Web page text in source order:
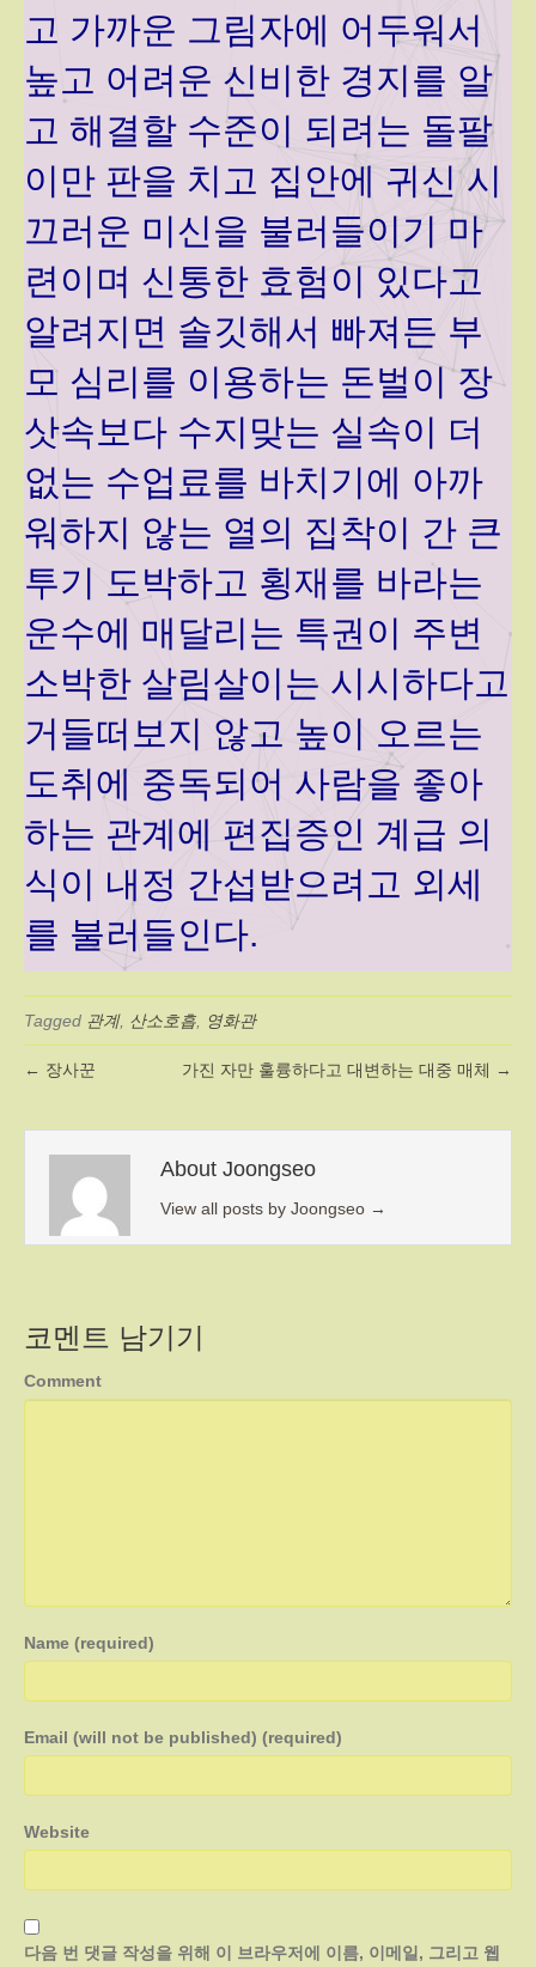
고 가까운 그림자에 어두워서
높고 어려운 신비한 경지를 알
고 해결할 수준이 되려는 돌팔
이만 판을 치고 집안에 귀신 시
끄러운 미신을 불러들이기 마
련이며 신통한 효험이 있다고
알려지면 솔깃해서 빠져든 부
모 심리를 이용하는 돈벌이 장
삿속보다 수지맞는 실속이 더
없는 수업료를 바치기에 아까
워하지 않는 열의 집착이 간 큰
투기 도박하고 횡재를 바라는
운수에 매달리는 특권이 주변
소박한 살림살이는 시시하다고
거들떠보지 않고 높이 오르는
도취에 중독되어 사람을 좋아
하는 관계에 편집증인 계급 의
식이 내정 간섭받으려고 외세
를 불러들인다.
Tagged 관계, 산소호흡 영화관
← 장사꾼 가진 자만 훌륭하다고 대변하는 대중 매체 →
About Joongseo
View all posts by Joongseo →
코멘트 남기기
Comment
Name (required)
Email (will not be published) (required)
Website
다음 번 댓글 작성을 위해 이 브라우저에 이름, 이메일, 그리고 웹